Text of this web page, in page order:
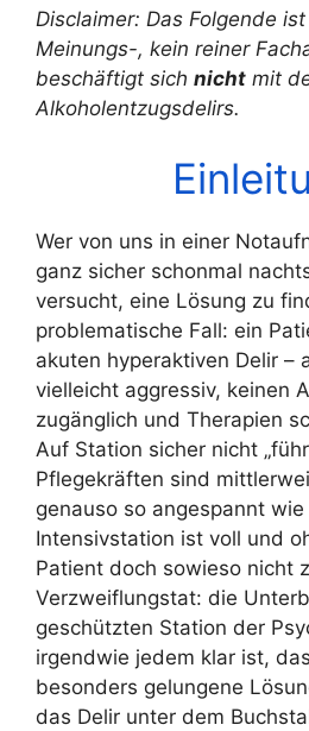
Disclaimer: Das Folgende
Meinungs-, kein reiner
beschäftigt sich nicht mit
Alkoholentzugsdelirs.
Wer von uns in einer
ganz sicher schonmal
versucht, eine Lösung zu
problematische Fall: ein
akuten hyperaktiven Delir –
vielleicht aggressiv, keinen
zugänglich und Therapien
Auf Station sicher nicht
Pflegekräften sind
genauso so angespannt
Intensivstation ist voll und
Patient doch sowieso nicht
Verzweiflungstat: die
geschützten Station der
irgendwie jedem klar ist,
besonders gelungene
das Delir unter dem